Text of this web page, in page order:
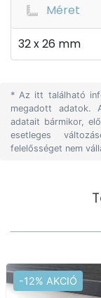
Méret
32 x 26 mm
* Az itt található
megadott adatok.
adatait bármikor,
esetleges
felelősséget nem
-12% AKCIÓ